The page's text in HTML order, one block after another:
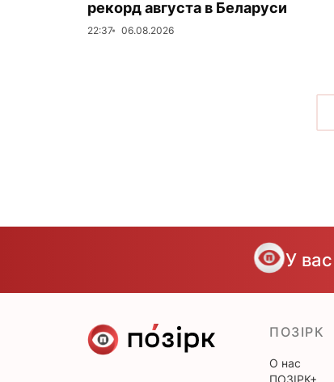
рекорд августа в Беларуси
22:37 06.08.2026
У
ПОЗІРК
О нас
ПОЗІРК+